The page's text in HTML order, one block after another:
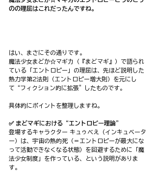
のの理屈はこれだったんですね。
はい、まさにその通りです。
魔法少女まどか☆マギカ（『まどマギ』）で語られ
ている「エントロピー」の理屈は、先ほど説明した
熱力学第2法則（エントロピー増大則）を元にし
て“フィクション的に拡張”したものです。
具体的にポイントを整理しますね。
✅ まどマギにおける“エントロピー理論”
登場するキャラクター キュゥべえ（インキュベータ
ー）は、宇宙の熱的死（＝エントロピーが最大にな
って活動できなくなる状態）を回避するために「魔
法少女制度」を作っている、という説明がありま
す。